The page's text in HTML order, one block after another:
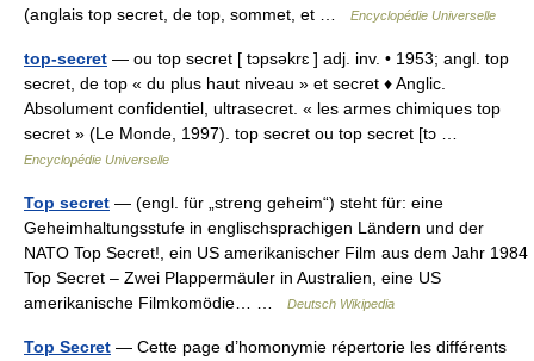
(anglais top secret, de top, sommet, et …
Encyclopédie Universelle
top-secret — ou top secret [ tɔpsəkrɛ ] adj. inv. • 1953; angl. top
secret, de top « du plus haut niveau » et secret ♦ Anglic.
Absolument confidentiel, ultrasecret. « les armes chimiques top
secret » (Le Monde, 1997). top secret ou top secret [tɔ …
Encyclopédie Universelle
Top secret — (engl. für „streng geheim“) steht für: eine
Geheimhaltungsstufe in englischsprachigen Ländern und der
NATO Top Secret!, ein US amerikanischer Film aus dem Jahr 1984
Top Secret – Zwei Plappermäuler in Australien, eine US
amerikanische Filmkomödie… …
Deutsch Wikipedia
Top Secret — Cette page d’homonymie répertorie les différents